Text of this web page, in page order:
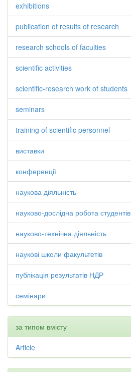
exhibitions
publication of results of research
research schools of faculties
scientific activities
scientific-research work of students
seminars
training of scientific personnel
виставки
конференції
наукова діяльність
науково-дослідна робота студентів
науково-технічна діяльність
наукові школи факультетів
публікація результатів НДР
семінари
за типом вмісту
Article